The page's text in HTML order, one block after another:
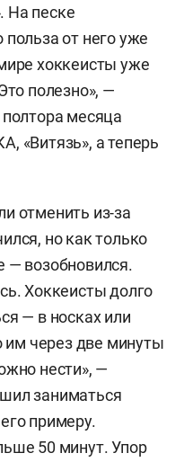
На песке
от него уже
хоккеисты уже
полезно», —
месяца
«Витязь», а теперь
отменить из-за
но как только
— возобновился.
Хоккеисты долго
— в носках или
им через две минуты
нести», —
заниматься
примеру.
50 минут. Упор